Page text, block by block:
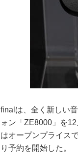
finalは、全く新しい
ォン「ZE8000」を
はオープンプライス
り予約を開始した。